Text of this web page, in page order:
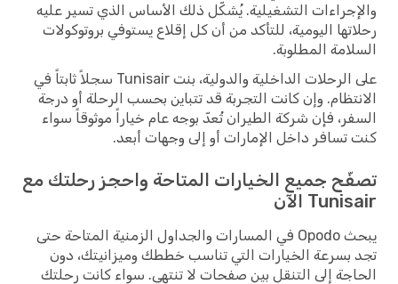
والإجراءات التشغيلية. يُشكّل ذلك الأساس الذي تسير عليه
رحلاتها اليومية، للتأكد من أن كل إقلاع يستوفي بروتوكولات
السلامة المطلوبة.
على الرحلات الداخلية والدولية، بنت Tunisair سجلاً ثابتاً في
الانتظام. وإن كانت التجربة قد تتباين بحسب الرحلة أو درجة
السفر، فإن شركة الطيران تُعدّ بوجه عام خياراً موثوقاً سواء
كنت تسافر داخل الإمارات أو إلى وجهات أبعد.
تصفّح جميع الخيارات المتاحة واحجز رحلتك مع
Tunisair الآن
يبحث Opodo في المسارات والجداول الزمنية المتاحة حتى
تجد بسرعة الخيارات التي تناسب خططك وميزانيتك، دون
الحاجة إلى التنقل بين صفحات لا تنتهي. سواء كانت رحلتك